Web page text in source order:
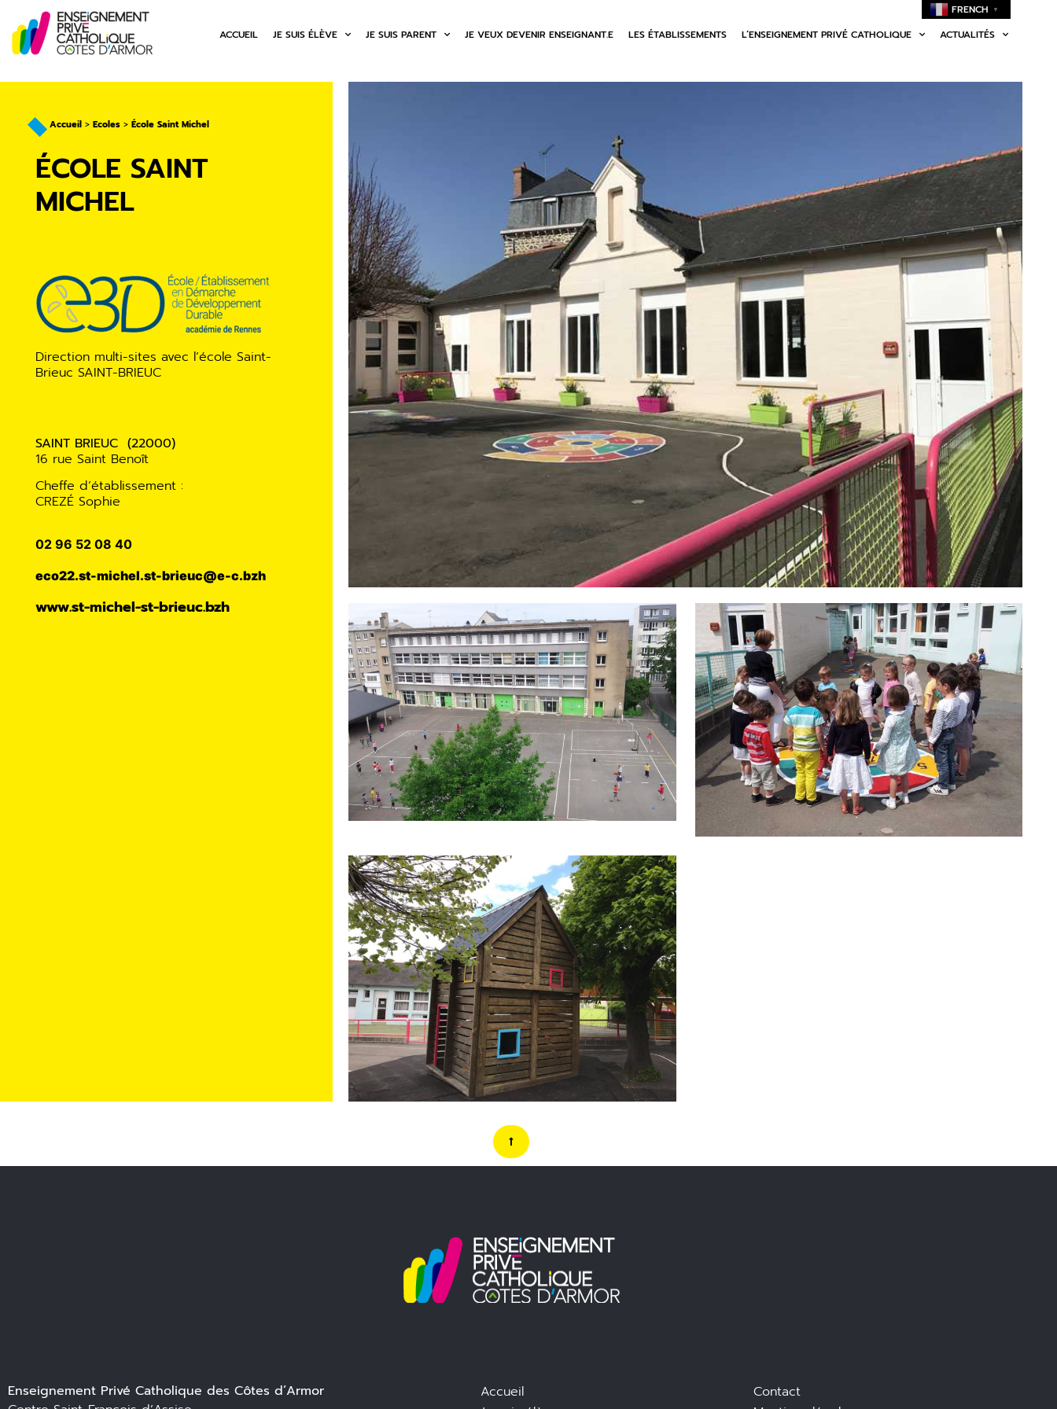
FRENCH ▼
ACCUEIL JE SUIS ÉLÈVE JE SUIS PARENT JE VEUX DEVENIR ENSEIGNANT.E LES ÉTABLISSEMENTS L’ENSEIGNEMENT PRIVÉ CATHOLIQUE ACTUALITÉS
Accueil > Ecoles > École Saint Michel
ÉCOLE SAINT
MICHEL
Direction multi-sites avec l’école Saint-
Brieuc SAINT-BRIEUC
SAINT BRIEUC (22000)
16 rue Saint Benoît
Cheffe d’établissement :
CREZÉ Sophie
02 96 52 08 40
eco22.st-michel.st-brieuc@e-c.bzh
www.st-michel-st-brieuc.bzh
Enseignement Privé Catholique des Côtes d’Armor
Accueil
Contact